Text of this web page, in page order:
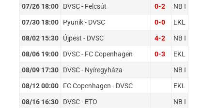
07/26 18:00 DVSC - Felcsút 0-2 NB I
07/30 18:00 Pyunik - DVSC 0-0 EKL
08/02 15:30 Újpest - DVSC 4-2 NB I
08/06 19:00 DVSC - FC Copenhagen 0-3 EKL
08/09 17:30 DVSC - Nyíregyháza NB I
08/12 00:00 FC Copenhagen - DVSC EKL
08/16 16:30 DVSC - ETO NB I